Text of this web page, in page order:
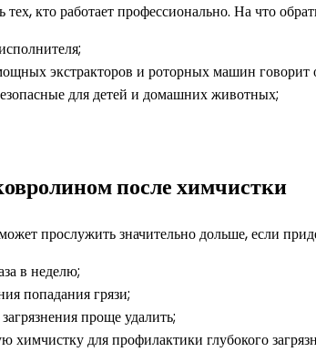
кто работает профессионально. На что
экстракторов и роторных машин говорит
для детей и домашних животных;
после химчистки
прослужить значительно дольше, если
в неделю;
попадания грязи;
проще удалить;
химчистку для профилактики глубокого